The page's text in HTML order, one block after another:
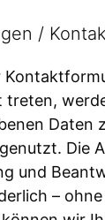
/
treten,
Daten
Die
und
–